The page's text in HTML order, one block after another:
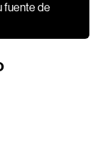
fuente de